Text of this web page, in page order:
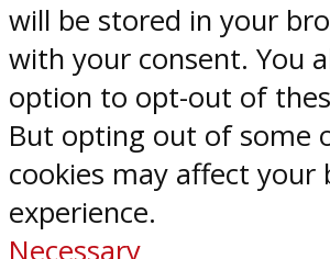
will be stored in your
with your consent. You
option to opt-out of
But opting out of some
cookies may affect your
experience.
Necessary